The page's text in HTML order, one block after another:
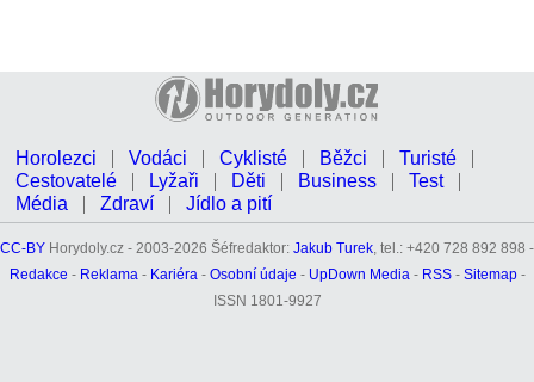
Horolezci Vodáci Cyklisté Běžci
Turisté
Cestovatelé
Lyžaři Děti Business
Test
Média
Zdraví Jídlo a pití
CC-BY Horydoly.cz - 2003-2026 Šéfredaktor: Jakub Turek, tel.: +420 728 892 898 -
Redakce - Reklama- Kariéra- Osobní údaje - UpDown Media- RSS- Sitemap-
ISSN 1801-9927